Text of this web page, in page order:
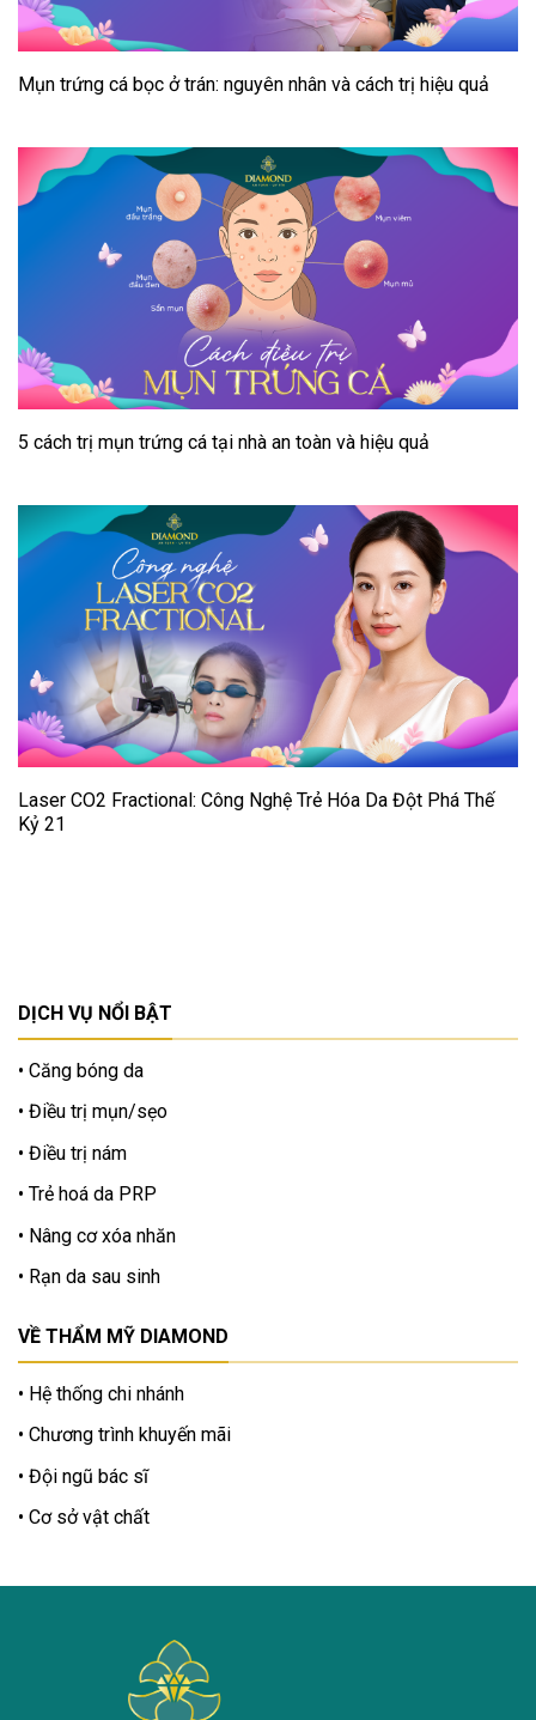
Mụn trứng cá bọc ở trán: nguyên nhân và cách trị hiệu quả
5 cách trị mụn trứng cá tại nhà an toàn và hiệu quả
Laser CO2 Fractional: Công Nghệ Trẻ Hóa Da Đột Phá Thế
Kỷ 21
DỊCH VỤ NỔI BẬT
Căng bóng da
Điều trị mụn/sẹo
Điều trị nám
Trẻ hoá da PRP
Nâng cơ xóa nhăn
Rạn da sau sinh
VỀ THẨM MỸ DIAMOND
Hệ thống chi nhánh
Chương trình khuyến mãi
Đội ngũ bác sĩ
Cơ sở vật chất